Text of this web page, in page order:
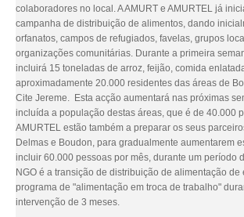
colaboradores no local. A AMURT e AMURTEL já
campanha de distribuição de alimentos, dando
orfanatos, campos de refugiados, favelas, grupos
organizações comunitárias. Durante a primeira
incluirá 15 toneladas de arroz, feijão, comida
aproximadamente 20.000 residentes das áreas de
Cite Jereme. Esta acção aumentará nas próximas
incluída a população destas áreas, que é de 40.000
AMURTEL estão também a preparar os seus
Delmas e Boudon, para gradualmente aumentarem
incluir 60.000 pessoas por mês, durante um período
NGO é a transição de distribuição de alimentação
programa de "alimentação em troca de trabalho"
intervenção de 3 meses.